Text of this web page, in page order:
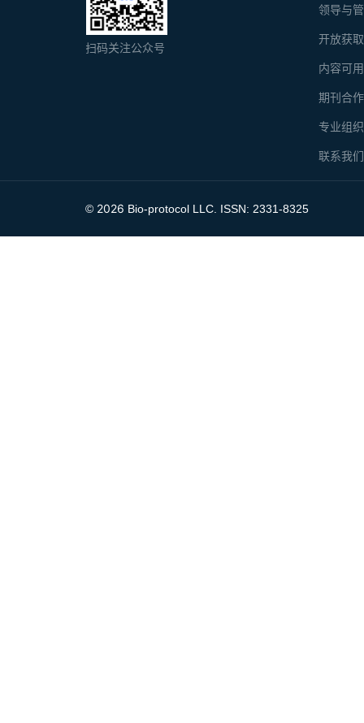
领导与
开放获
内容可
期刊合
专业组
联系我们
扫码关注公众号
© 2026 Bio-protocol LLC. ISSN: 2331-8325